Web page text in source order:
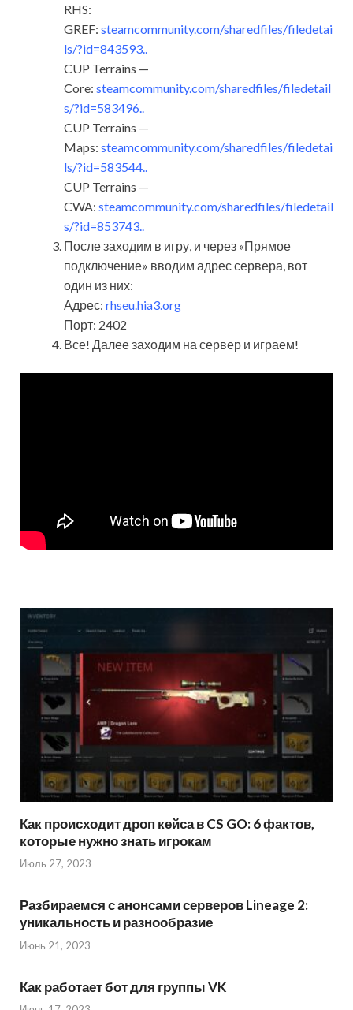
RHS:
GREF: steamcommunity.com/sharedfiles/filedetai
ls/?id=843593..
CUP Terrains —
Core: steamcommunity.com/sharedfiles/filedetail
s/?id=583496..
CUP Terrains —
Maps: steamcommunity.com/sharedfiles/filedetai
ls/?id=583544..
CUP Terrains —
CWA: steamcommunity.com/sharedfiles/filedetail
s/?id=853743..
После заходим в игру, и через «Прямое
подключение» вводим адрес сервера, вот
один из них:
Адрес: rhseu.hia3.org
Порт: 2402
Все! Далее заходим на сервер и играем!
Как происходит дроп кейса в CS GO: 6 фактов,
которые нужно знать игрокам
Июль 27, 2023
Разбираемся с анонсами серверов Lineage 2:
уникальность и разнообразие
Июнь 21, 2023
Как работает бот для группы VK